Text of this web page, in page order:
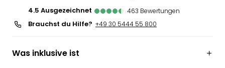
4.5
ausgezeichnet 463 Bewertungen
Brauchst du Hilfe? +49 30 5444 55 800
Was inklusive ist